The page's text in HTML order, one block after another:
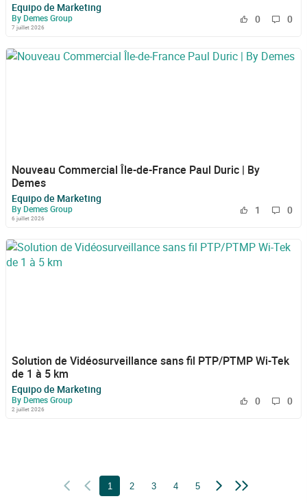
Equipo de Marketing
By Demes Group
7 juillet 2026
0 0
Nouveau Commercial Île-de-France Paul Duric | By
Demes
Equipo de Marketing
By Demes Group
6 juillet 2026
1 0
Solution de Vidéosurveillance sans fil PTP/PTMP Wi-Tek
de 1 à 5 km
Equipo de Marketing
By Demes Group
2 juillet 2026
0 0
1 2 3 4 5